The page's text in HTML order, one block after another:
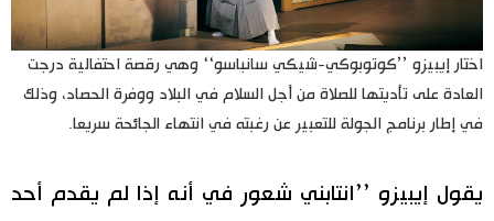
اختار إيبيزو ’’كوتوبوكي-شيكي سانباسو‘‘ وهي رقصة احتفالية درجت
العادة على تأديتها للصلاة من أجل السلام في البلاد ووفرة الحصاد، وذلك
في إطار برنامج الجولة للتعبير عن رغبته في انتهاء الجائحة سريعا.
يقول إيبيزو ’’انتابني شعور في أنه إذا لم يقدم أحد